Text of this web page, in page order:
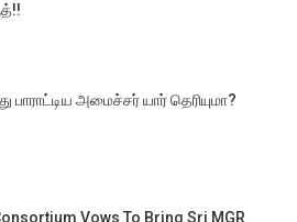
பாராட்டிய அமைச்சர் யார் தெரியுமா?
Vows To Bring Sri MGR